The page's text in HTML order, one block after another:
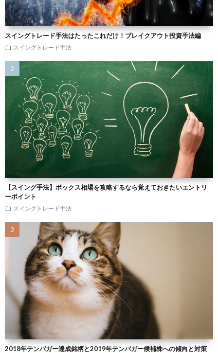
スイングトレード手法はたったこれだけ！ブレイクアウト投資手法編
スイングトレード手法
【スイング手法】ボックス相場を攻略するなら覚えておきたいエントリ
ーポイント
スイングトレード手法
2018年テンバガー達成銘柄と2019年テンバガー候補株への傾向と対策